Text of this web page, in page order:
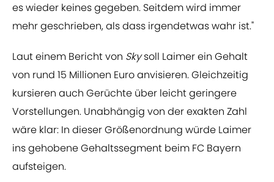
es wieder keines gegeben. Seitdem wird immer
mehr geschrieben, als dass irgendetwas wahr ist."
Laut einem Bericht von Skysoll Laimer ein Gehalt
von rund 15 Millionen Euro anvisieren. Gleichzeitig
kursieren auch Gerüchte über leicht geringere
Vorstellungen. Unabhängig von der exakten Zahl
wäre klar: In dieser Größenordnung würde Laimer
ins gehobene Gehaltssegment beim FC Bayern
aufsteigen.